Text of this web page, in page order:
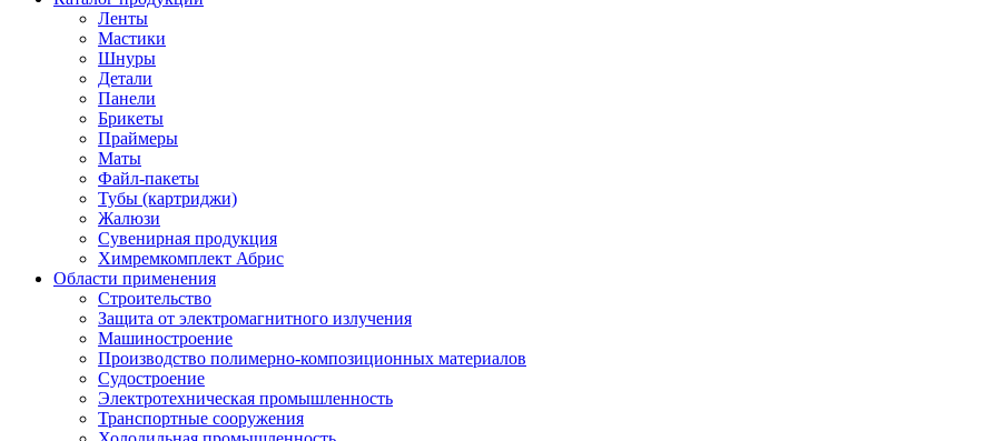
Ленты
Мастики
Шнуры
Детали
Панели
Брикеты
Праймеры
Маты
Файл-пакеты
Тубы (картриджи)
Жалюзи
Сувенирная продукция
Химремкомплект Абрис
Области применения
Строительство
Защита от электромагнитного излучения
Машиностроение
Производство полимерно-композиционных материалов
Судостроение
Электротехническая промышленность
Транспортные сооружения